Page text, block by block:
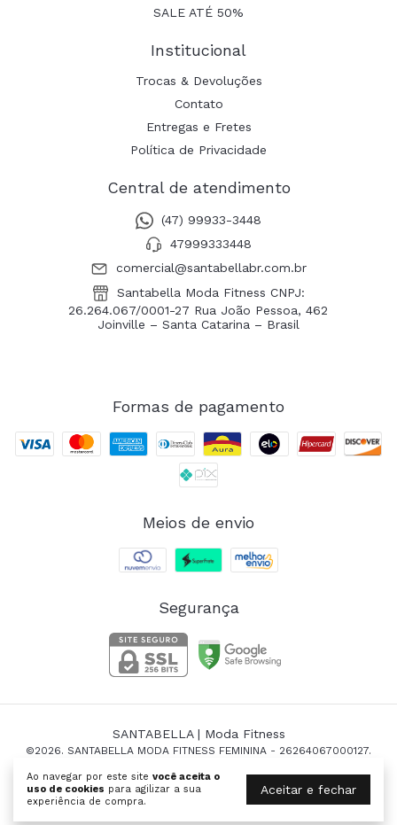
Ao navegar por este site você aceita o
uso de cookies para agilizar a sua
experiência de compra.
Aceitar e fechar
SALE ATÉ 50%
Institucional
Trocas & Devoluções
Contato
Entregas e Fretes
Política de Privacidade
Central de atendimento
(47) 99933-3448
47999333448
comercial@santabellabr.com.br
Santabella Moda Fitness CNPJ:
26.264.067/0001-27 Rua João Pessoa, 462
Joinville – Santa Catarina – Brasil
Formas de pagamento
Meios de envio
Segurança
SANTABELLA | Moda Fitness
©2026. SANTABELLA MODA FITNESS FEMININA - 26264067000127.